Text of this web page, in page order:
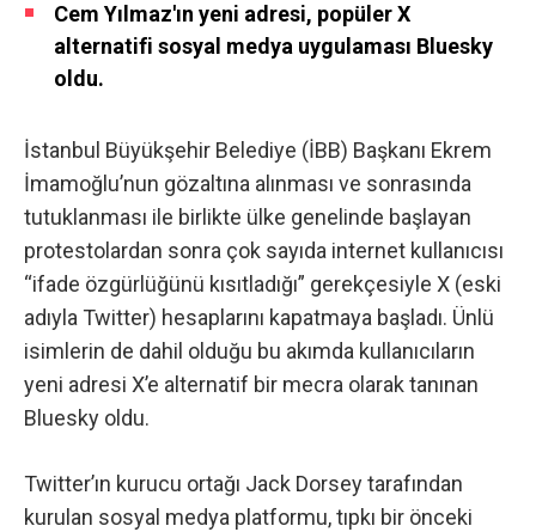
Cem Yılmaz'ın yeni adresi, popüler X
alternatifi sosyal medya uygulaması Bluesky
oldu.
İstanbul Büyükşehir Belediye (İBB) Başkanı Ekrem
İmamoğlu’nun gözaltına alınması ve sonrasında
tutuklanması ile birlikte ülke genelinde başlayan
protestolardan sonra çok sayıda internet kullanıcısı
“ifade özgürlüğünü kısıtladığı” gerekçesiyle X (eski
adıyla Twitter) hesaplarını kapatmaya başladı. Ünlü
isimlerin de dahil olduğu bu akımda kullanıcıların
yeni adresi X’e alternatif bir mecra olarak tanınan
Bluesky oldu.
Twitter’ın kurucu ortağı Jack Dorsey tarafından
kurulan sosyal medya platformu, tıpkı bir önceki